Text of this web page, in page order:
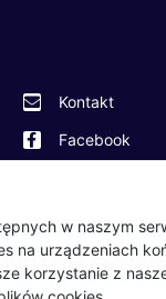
Kontakt
Facebook
w naszym
na urządzeniach
korzystanie z